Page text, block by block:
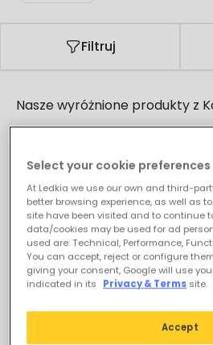
Filtruj
Nasze wyróżnione produkty z
Select your cookie preferences
At Ledkia we use our own and third-
better browsing experience, as well as
site have been visited and to continue
data/cookies may be used for ad
used are: Technical, Performance,
You can accept, reject or configure
giving your consent, Google will use
indicated in its
Privacy & Terms site.
Accept